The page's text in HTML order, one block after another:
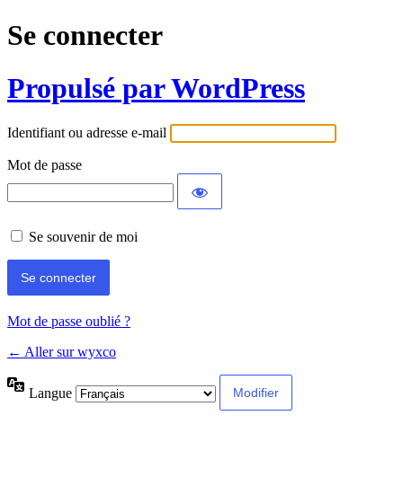
Se connecter
Propulsé par WordPress
Identifiant ou adresse e-mail
Mot de passe
Se souvenir de moi
Mot de passe oublié ?
← Aller sur wyxco
Langue